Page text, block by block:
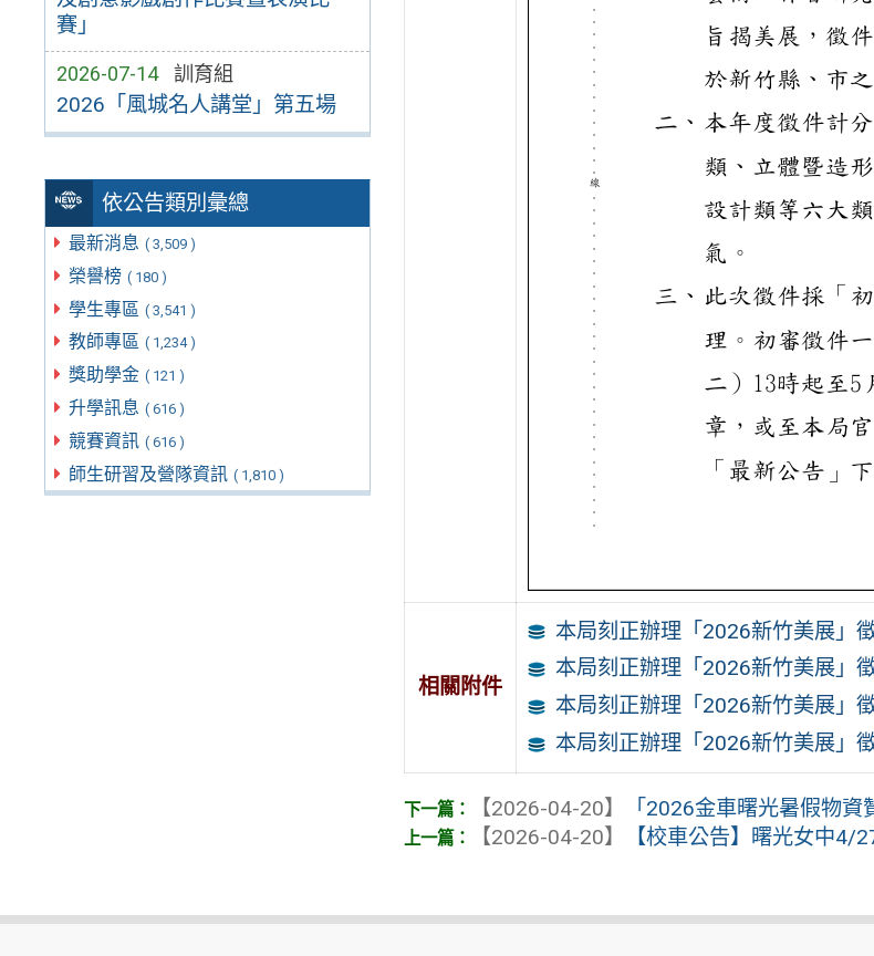
賽」
2026-07-14 訓育組
2026「風城名人講堂」第五場
依公告類別彙總
最新消息 ( 3,509 )
榮譽榜 ( 180 )
學生專區 ( 3,541 )
教師專區 ( 1,234 )
獎助學金 ( 121 )
升學訊息 ( 616 )
競賽資訊 ( 616 )
師生研習及營隊資訊 ( 1,810 )
相關附件
本局刻正辦理「2026新竹美展」
本局刻正辦理「2026新竹美展」
本局刻正辦理「2026新竹美展」
本局刻正辦理「2026新竹美展」
【2026-04-20】
「2026金車曙光暑假物資
【2026-04-20】
【校車公告】曙光女中4/